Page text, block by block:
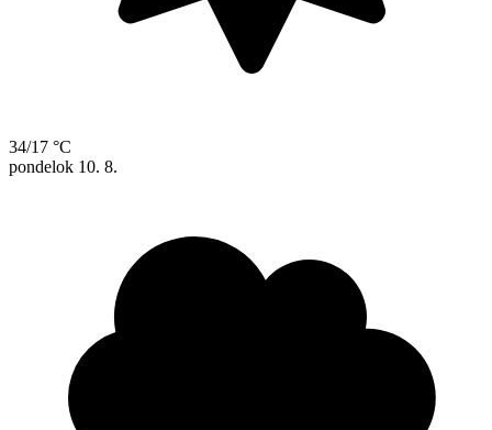
34/17 °C
pondelok 10. 8.